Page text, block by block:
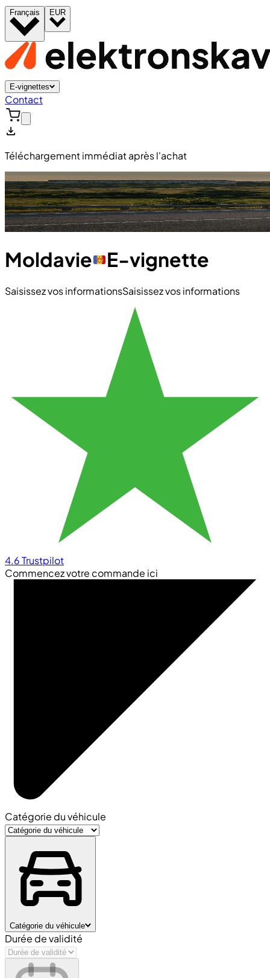
Français EUR
E-vignettes
Contact
Téléchargement immédiat après l'achat
Moldavie E-vignette
Saisissez vos informationsSaisissez vos informations
4.6Trustpilot
Commencez votre commande ici
Catégorie du véhicule
Catégorie du véhicule
Durée de validité